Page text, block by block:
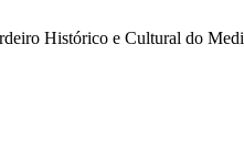
Histórico e Cultural do